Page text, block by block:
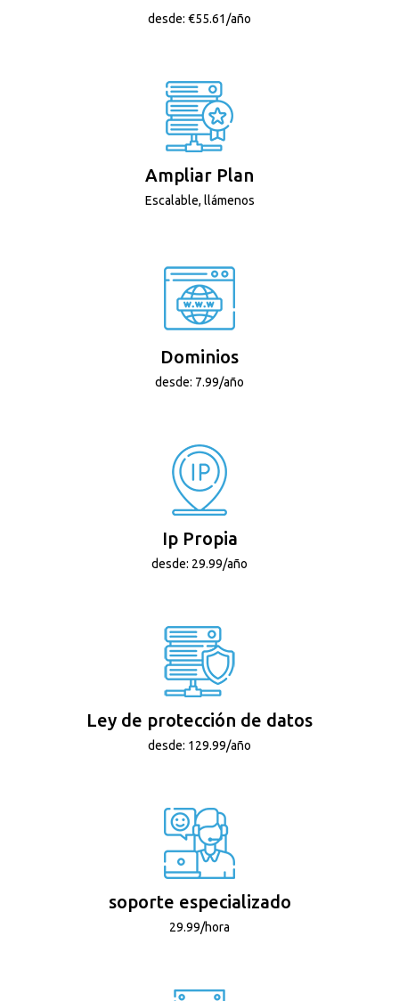
desde: €55.61/año
Ampliar Plan
Escalable, llámenos
Dominios
desde: 7.99/año
Ip Propia
desde: 29.99/año
Ley de protección de datos
desde: 129.99/año
soporte especializado
29.99/hora